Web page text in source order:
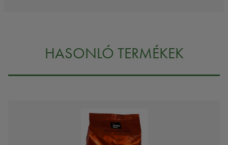
HASONLÓ TERMÉKEK